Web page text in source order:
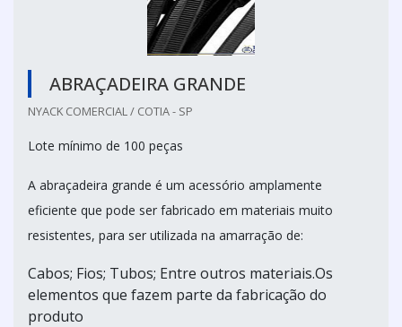
ABRAÇADEIRA GRANDE
NYACK COMERCIAL / COTIA - SP
Lote mínimo de 100 peças
A abraçadeira grande é um acessório amplamente
eficiente que pode ser fabricado em materiais muito
resistentes, para ser utilizada na amarração de:
Cabos; Fios; Tubos; Entre outros materiais.Os
elementos que fazem parte da fabricação do
produto